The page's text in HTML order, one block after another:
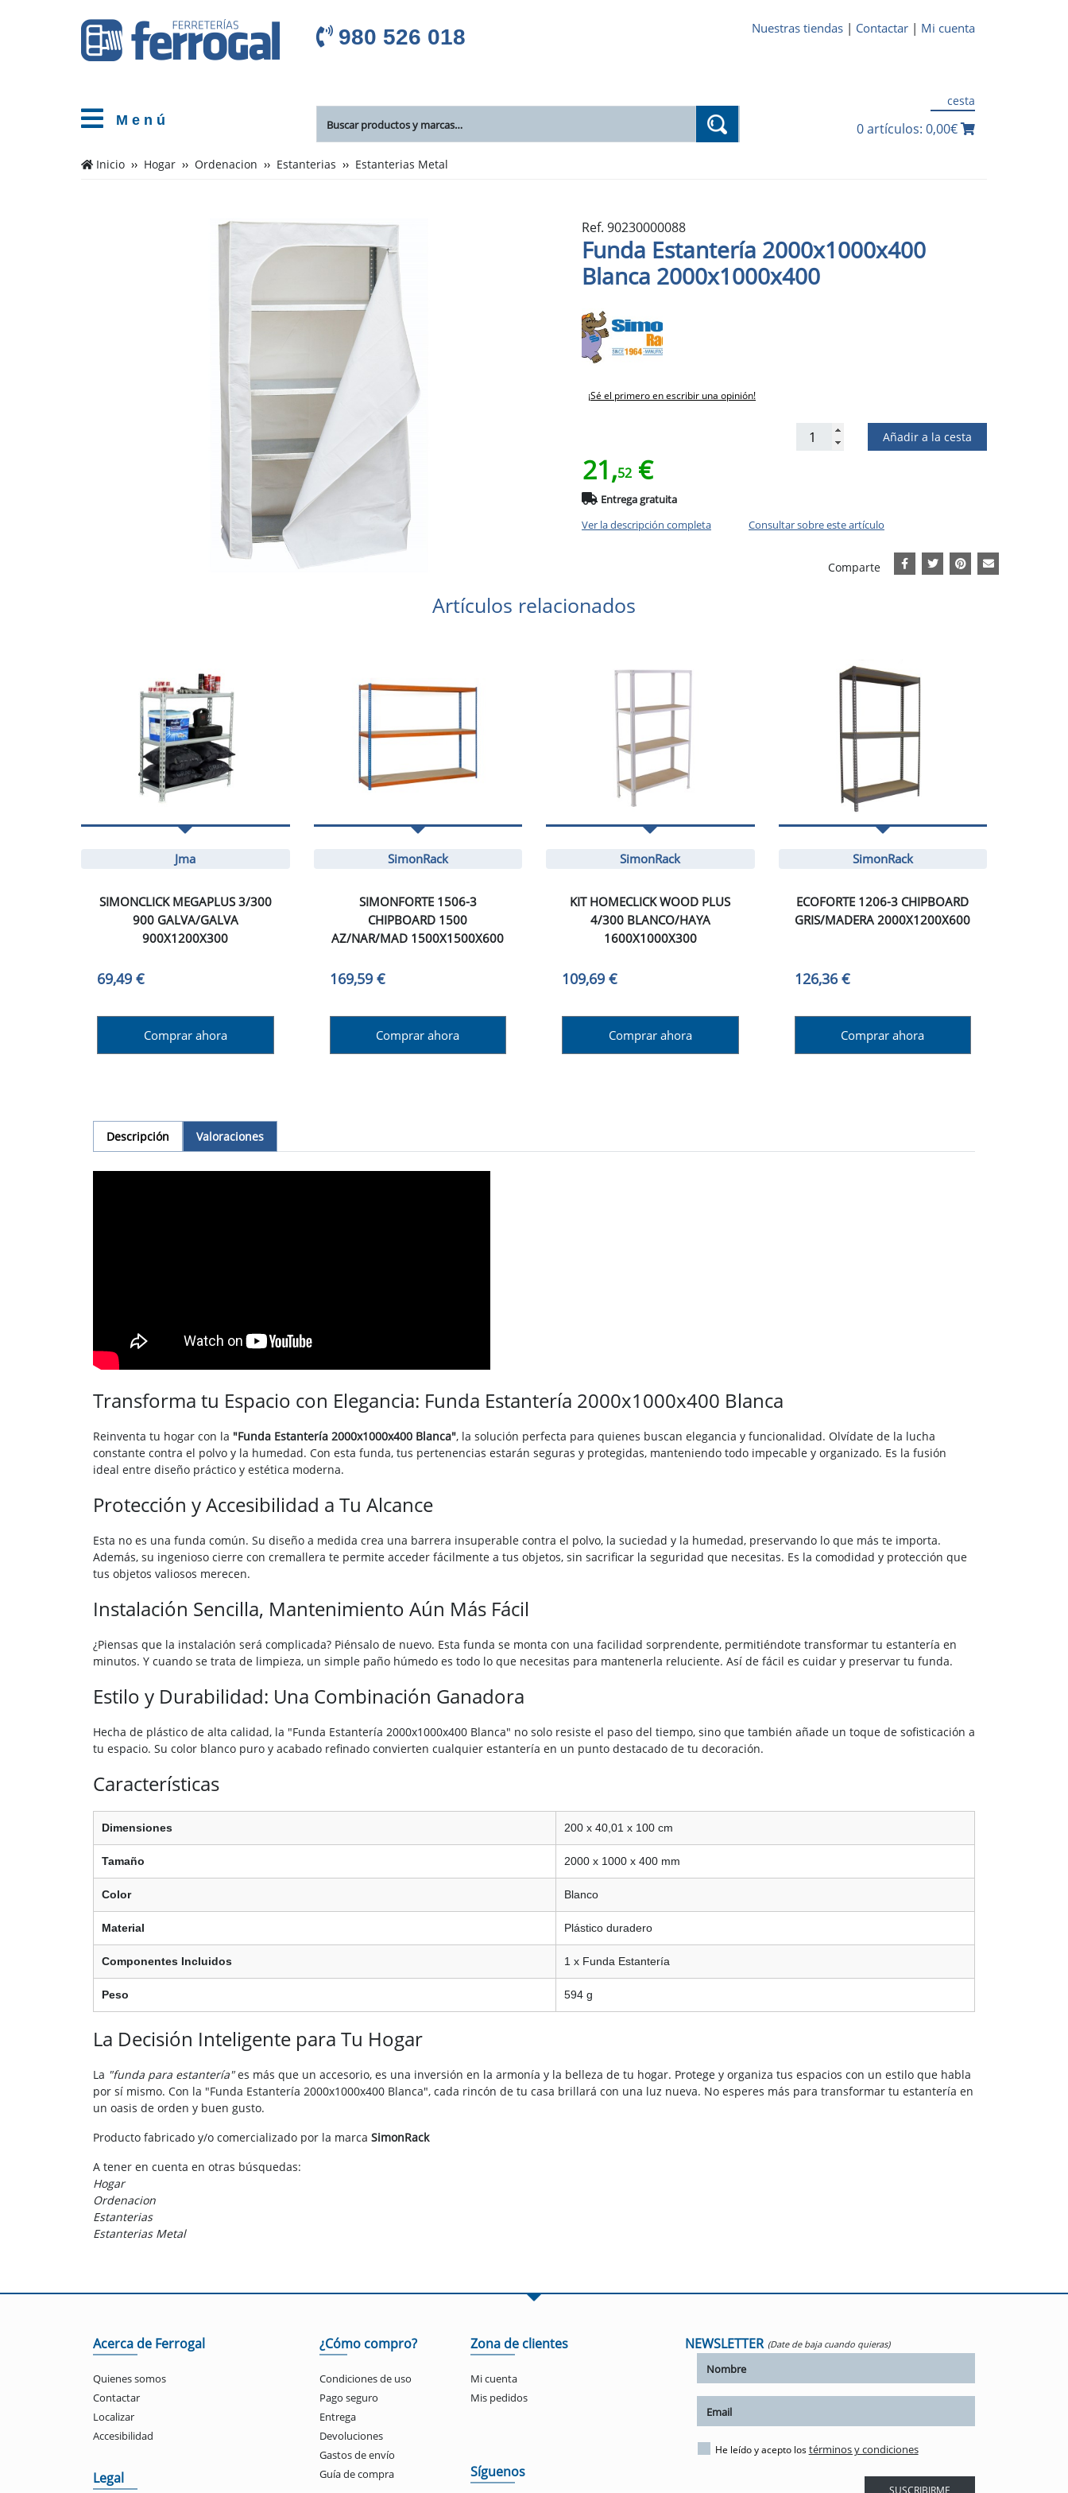
M e n ú
980 526 018 Nuestras tiendas | Contactar | Mi cuenta
cesta
0 artículos: 0,00€
Inicio Hogar Ordenacion Estanterias Estanterias Metal
Ref. 90230000088
Funda Estantería 2000x1000x400
Blanca 2000x1000x400
¡Sé el primero en escribir una opinión!
Añadir a la cesta
21,52 €
Entrega gratuita
Ver la descripción completa
Consultar sobre este artículo
Comparte
Artículos relacionados
Jma
SIMONCLICK MEGAPLUS 3/300
900 GALVA/GALVA
900X1200X300
69,49 €
Comprar ahora
SimonRack
SIMONFORTE 1506-3
CHIPBOARD 1500
AZ/NAR/MAD 1500X1500X600
169,59 €
Comprar ahora
SimonRack
KIT HOMECLICK WOOD PLUS
4/300 BLANCO/HAYA
1600X1000X300
109,69 €
Comprar ahora
SimonRack
ECOFORTE 1206-3 CHIPBOARD
GRIS/MADERA 2000X1200X600
126,36 €
Comprar ahora
Descripción Valoraciones
Transforma tu Espacio con Elegancia: Funda Estantería 2000x1000x400 Blanca
Reinventa tu hogar con la "Funda Estantería 2000x1000x400 Blanca", la solución perfecta para quienes buscan elegancia y funcionalidad. Olvídate de la lucha
constante contra el polvo y la humedad. Con esta funda, tus pertenencias estarán seguras y protegidas, manteniendo todo impecable y organizado. Es la fusión
ideal entre diseño práctico y estética moderna.
Protección y Accesibilidad a Tu Alcance
Esta no es una funda común. Su diseño a medida crea una barrera insuperable contra el polvo, la suciedad y la humedad, preservando lo que más te importa.
Además, su ingenioso cierre con cremallera te permite acceder fácilmente a tus objetos, sin sacrificar la seguridad que necesitas. Es la comodidad y protección que
tus objetos valiosos merecen.
Instalación Sencilla, Mantenimiento Aún Más Fácil
¿Piensas que la instalación será complicada? Piénsalo de nuevo. Esta funda se monta con una facilidad sorprendente, permitiéndote transformar tu estantería en
minutos. Y cuando se trata de limpieza, un simple paño húmedo es todo lo que necesitas para mantenerla reluciente. Así de fácil es cuidar y preservar tu funda.
Estilo y Durabilidad: Una Combinación Ganadora
Hecha de plástico de alta calidad, la "Funda Estantería 2000x1000x400 Blanca" no solo resiste el paso del tiempo, sino que también añade un toque de sofisticación a
tu espacio. Su color blanco puro y acabado refinado convierten cualquier estantería en un punto destacado de tu decoración.
Características
Dimensiones 200 x 40,01 x 100 cm
Tamaño 2000 x 1000 x 400 mm
Color Blanco
Material Plástico duradero
Componentes Incluidos 1 x Funda Estantería
Peso 594 g
La Decisión Inteligente para Tu Hogar
La "funda para estantería"es más que un accesorio, es una inversión en la armonía y la belleza de tu hogar. Protege y organiza tus espacios con un estilo que habla
por sí mismo. Con la "Funda Estantería 2000x1000x400 Blanca", cada rincón de tu casa brillará con una luz nueva. No esperes más para transformar tu estantería en
un oasis de orden y buen gusto.
Producto fabricado y/o comercializado por la marca SimonRack
A tener en cuenta en otras búsquedas:
Hogar
Ordenacion
Estanterias
Estanterias Metal
Acerca de Ferrogal
Quienes somos
Contactar
Localizar
Accesibilidad
Legal
¿Cómo compro?
Condiciones de uso
Pago seguro
Entrega
Devoluciones
Gastos de envío
Guía de compra
Zona de clientes
Mi cuenta
Mis pedidos
Síguenos
NEWSLETTER (Date de baja cuando quieras)
He leído y acepto lostérminos y condiciones